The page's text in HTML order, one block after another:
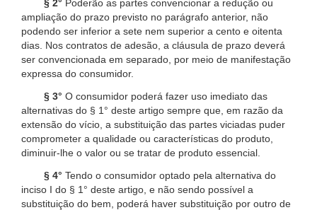
§ 2° Poderão as partes convencionar a redução ou
ampliação do prazo previsto no parágrafo anterior, não
podendo ser inferior a sete nem superior a cento e oitenta
dias. Nos contratos de adesão, a cláusula de prazo deverá
ser convencionada em separado, por meio de manifestação
expressa do consumidor.
§ 3° O consumidor poderá fazer uso imediato das
alternativas do § 1° deste artigo sempre que, em razão da
extensão do vício, a substituição das partes viciadas puder
comprometer a qualidade ou características do produto,
diminuir-lhe o valor ou se tratar de produto essencial.
§ 4° Tendo o consumidor optado pela alternativa do
inciso I do § 1° deste artigo, e não sendo possível a
substituição do bem, poderá haver substituição por outro de